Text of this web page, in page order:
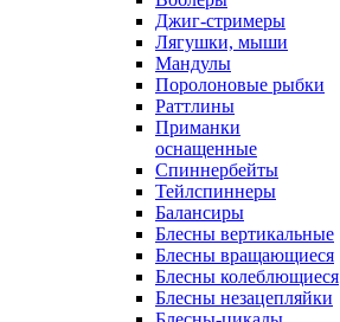
Джиг-стримеры
Лягушки, мыши
Мандулы
Поролоновые рыбки
Раттлины
Приманки
оснащенные
Спиннербейты
Тейлспиннеры
Балансиры
Блесны вертикальные
Блесны вращающиеся
Блесны колеблющиеся
Блесны незацепляйки